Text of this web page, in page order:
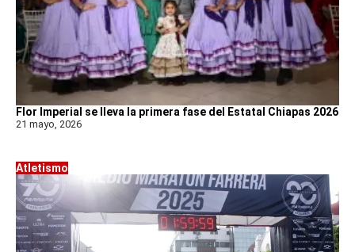
Flor Imperial se lleva la primera fase del Estatal Chiapas 2026
21 mayo, 2026
Atletismo